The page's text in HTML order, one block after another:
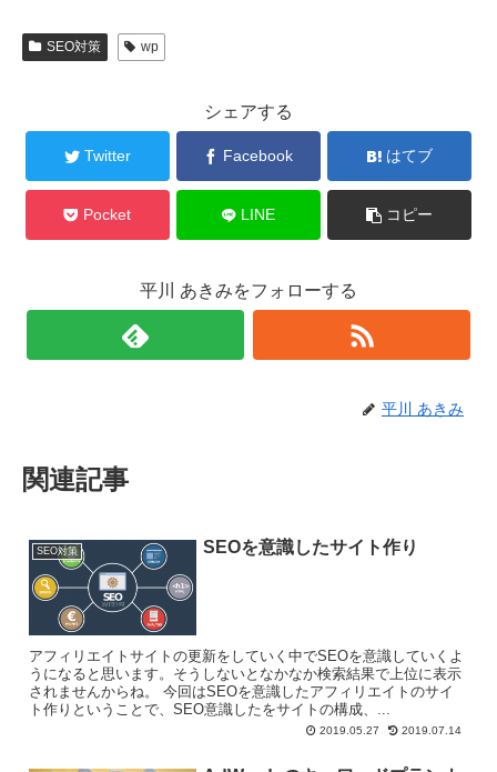
SEO対策 wp
シェアする
Twitter Facebook はてブ
Pocket LINE コピー
平川 あきみをフォローする
平川 あきみ
関連記事
SEO対策 SEOを意識したサイト作り
アフィリエイトサイトの更新をしていく中でSEOを意識していくよ
うになると思います。そうしないとなかなか検索結果で上位に表示
されませんからね。 今回はSEOを意識したアフィリエイトのサイ
ト作りということで、SEO意識したをサイトの構成、...
2019.05.27 2019.07.14